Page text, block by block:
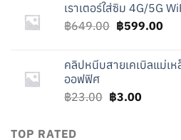
฿184.00.฿
เราเตอร์ใส่ซิม 4G/5G
฿649.00 Original
฿649.00.
฿599.00
฿
คลิปหนีบสายเคเบิลแม่เ
ออฟฟิศ
฿23.00 Original
฿3.00Current
TOP RATED